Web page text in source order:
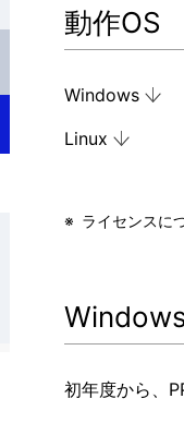
動作OS
Windows
Linux
※ ライセンスに
初年度から、